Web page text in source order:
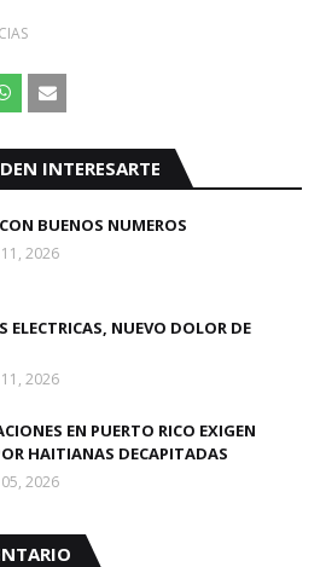
INTERESARTE
BUENOS NUMEROS
2026
ELECTRICAS, NUEVO DOLOR DE
2026
EN PUERTO RICO EXIGEN
HAITIANAS DECAPITADAS
2026